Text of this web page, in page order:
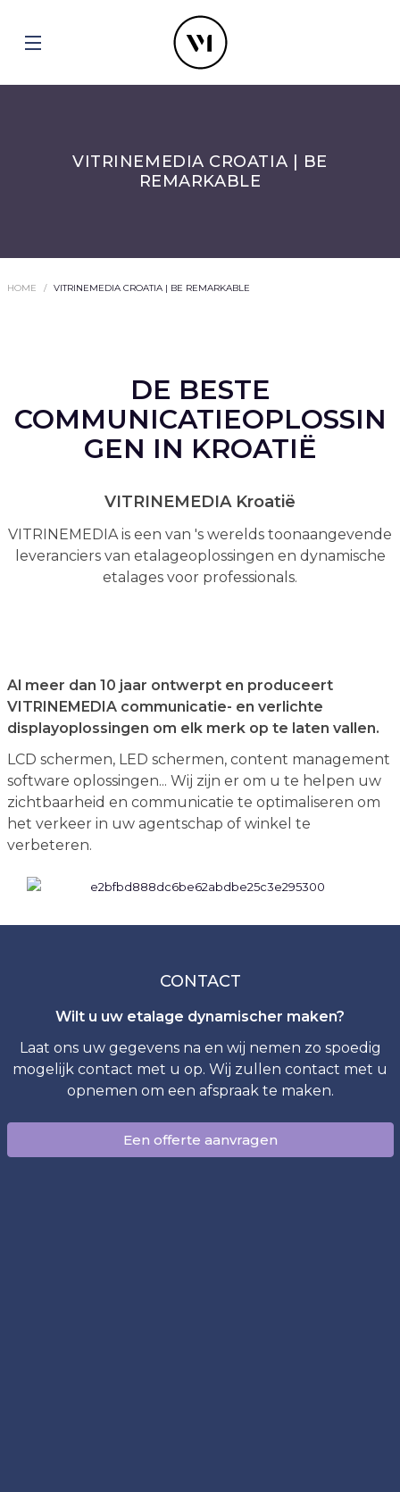
VITRINEMEDIA CROATIA | BE
REMARKABLE
HOME VITRINEMEDIA CROATIA | BE REMARKABLE
DE BESTE
COMMUNICATIEOPLOSSIN
GEN IN KROATIË
VITRINEMEDIA Kroatië
VITRINEMEDIA is een van 's werelds toonaangevende
leveranciers van etalageoplossingen en dynamische
etalages voor professionals.
Al meer dan 10 jaar ontwerpt en produceert
VITRINEMEDIA communicatie- en verlichte
displayoplossingen om elk merk op te laten vallen.
LCD schermen, LED schermen, content management
software oplossingen... Wij zijn er om u te helpen uw
zichtbaarheid en communicatie te optimaliseren om
het verkeer in uw agentschap of winkel te
verbeteren.
CONTACT
Wilt u uw etalage dynamischer maken?
Laat ons uw gegevens na en wij nemen zo spoedig
mogelijk contact met u op. Wij zullen contact met u
opnemen om een afspraak te maken.
Een offerte aanvragen